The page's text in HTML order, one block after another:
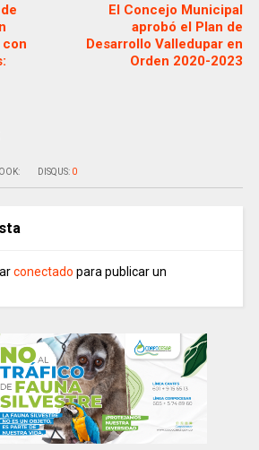
El Concejo Municipal
aprobó el Plan de
Desarrollo Valledupar en
Orden 2020-2023
DISQUS: 0
conectado para publicar un